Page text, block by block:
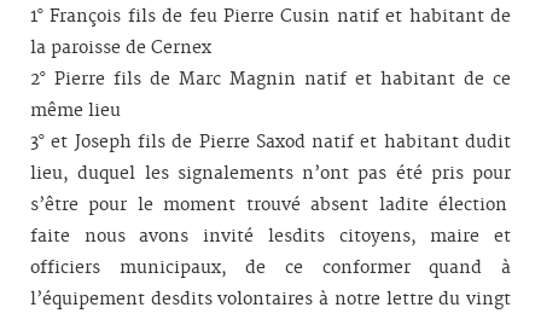
1° François fils de feu Pierre Cusin natif et habitant de
la paroisse de Cernex
2° Pierre fils de Marc Magnin natif et habitant de ce
même lieu
3° et Joseph fils de Pierre Saxod natif et habitant dudit
lieu, duquel les signalements n’ont pas été pris pour
s’être pour le moment trouvé absent ladite élection
faite nous avons invité lesdits citoyens, maire et
officiers municipaux, de ce conformer quand à
l’équipement desdits volontaires à notre lettre du vingt